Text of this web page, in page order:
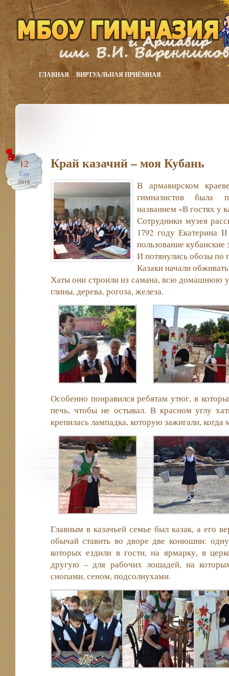
ГЛАВНАЯ ВИРТУАЛЬНАЯ ПРИЁМНАЯ
12
Сен
2018
Край казачий – моя Кубань
В армавирском
гимназистов была
названием «В гостях у
Сотрудники музея
1792 году Екатерина
пользование кубанские
И потянулись обозы
Казаки начали
Хаты они строили из самана, всю домашнюю
глины, дерева, рогоза, железа.
Особенно понравился ребятам утюг, в
печь, чтобы не остывал. В красном углу
крепилась лампадка, которую зажигали, когда
Главным в казачьей семье был казак, а его
обычай ставить во дворе две конюшни:
которых ездили в гости, на ярмарку, в
другую – для рабочих лошадей, на
снопами, сеном, подсолнухами.